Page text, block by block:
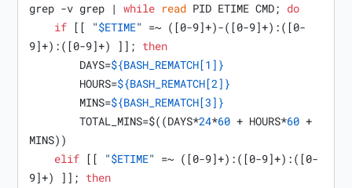
grep -v grep | while read PID ETIME CMD; do
if [[ "$ETIME" =~ ([0-9]+)-([0-9]+):([0-
9]+):([0-9]+) ]]; then
        DAYS=
${BASH_REMATCH[1]}
        HOURS=
${BASH_REMATCH[2]}
        MINS=
${BASH_REMATCH[3]}
        TOTAL_MINS=$((DAYS*
24*60 + HOURS*60 +
MINS))
elif [[ "$ETIME" =~ ([0-9]+):([0-9]+):([0-
9]+) ]]; then